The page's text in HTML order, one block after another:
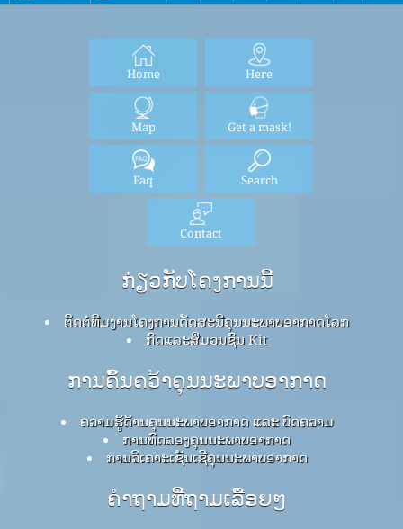
Home Here
Map Get a mask!
Faq Search
Contact
ກ່ຽວກັບໂຄງການນີ້
ຕິດຕໍ່ທີມງານໂຄງການດັດສະນີຄຸນນະພາບອາກາດໂລກ
ກົດ​ແລະ​ສື່​ມວນ​ຊົນ Kit
ການຄົ້ນຄວ້າຄຸນນະພາບອາກາດ
ຄວາມຮູ້ດ້ານຄຸນນະພາບອາກາດ ແລະ ບົດຄວາມ
ການທົດລອງຄຸນນະພາບອາກາດ
ການວິເຄາະເຊັນເຊີຄຸນນະພາບອາກາດ
ຄໍາຖາມທີ່ຖາມເລື້ອຍໆ